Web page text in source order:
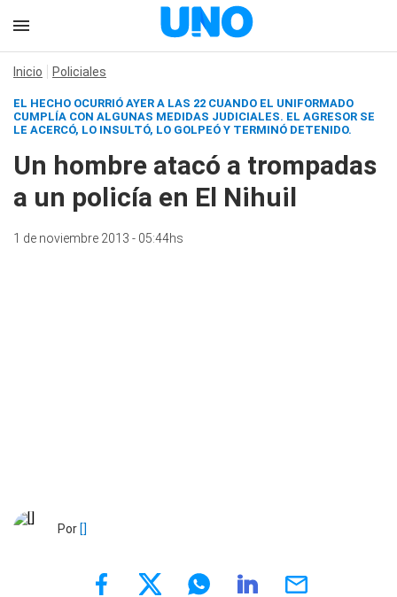
Inicio Policiales
EL HECHO OCURRIÓ AYER A LAS 22 CUANDO EL UNIFORMADO
CUMPLÍA CON ALGUNAS MEDIDAS JUDICIALES. EL AGRESOR SE
LE ACERCÓ, LO INSULTÓ, LO GOLPEÓ Y TERMINÓ DETENIDO.
Un hombre atacó a trompadas
a un policía en El Nihuil
1 de noviembre 2013 - 05:44hs
Por []